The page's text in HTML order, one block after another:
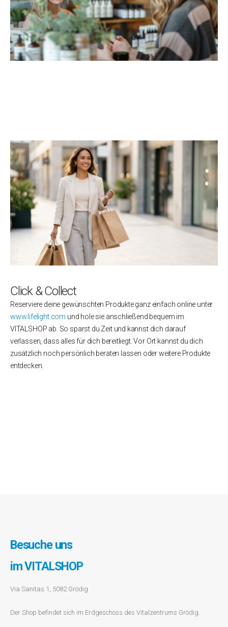
Click & Collect
Reserviere deine gewünschten Produkte ganz einfach online unter
www.lifelight.com und hole sie anschließend bequem im
VITALSHOP ab. So sparst du Zeit und kannst dich darauf
verlassen, dass alles für dich bereitliegt. Vor Ort kannst du dich
zusätzlich noch persönlich beraten lassen oder weitere Produkte
entdecken.
Besuche uns
im VITALSHOP
Via Sanitas 1, 5082 Grödig
Der Shop befindet sich im Erdgeschoss des Vitalzentrums Grödig.